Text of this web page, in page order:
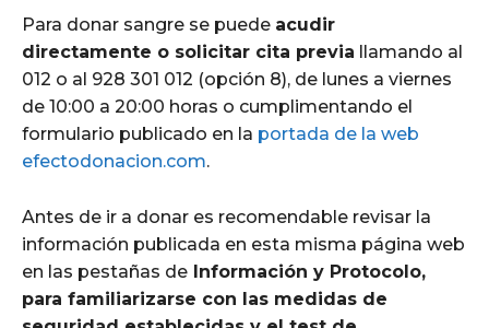
Para donar sangre se puede acudir
directamente o solicitar cita previa llamando al
012 o al 928 301 012 (opción 8), de lunes a viernes
de 10:00 a 20:00 horas o cumplimentando el
formulario publicado en la portada de la web
efectodonacion.com.
Antes de ir a donar es recomendable revisar la
información publicada en esta misma página web
en las pestañas de Información y Protocolo,
para familiarizarse con las medidas de